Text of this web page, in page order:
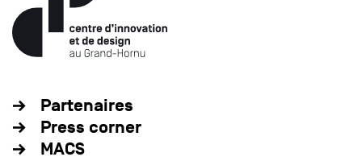
Partenaires
Press corner
MACS